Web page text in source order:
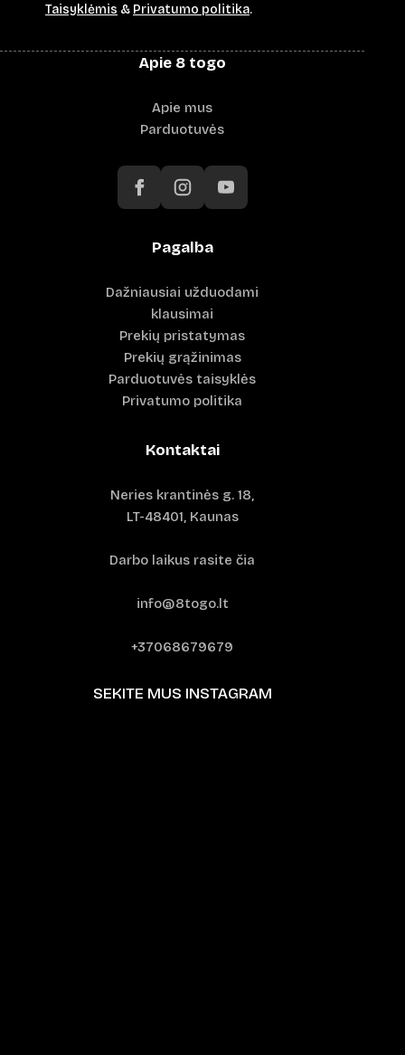
Taisyklėmis & Privatumo politika.
Apie 8 togo
Apie mus
Parduotuvės
Pagalba
Dažniausiai užduodami
klausimai
Prekių pristatymas
Prekių grąžinimas
Parduotuvės taisyklės
Privatumo politika
Kontaktai
Neries krantinės g. 18,
LT-48401, Kaunas
Darbo laikus rasite čia
info@8togo.lt
+37068679679
SEKITE MUS INSTAGRAM